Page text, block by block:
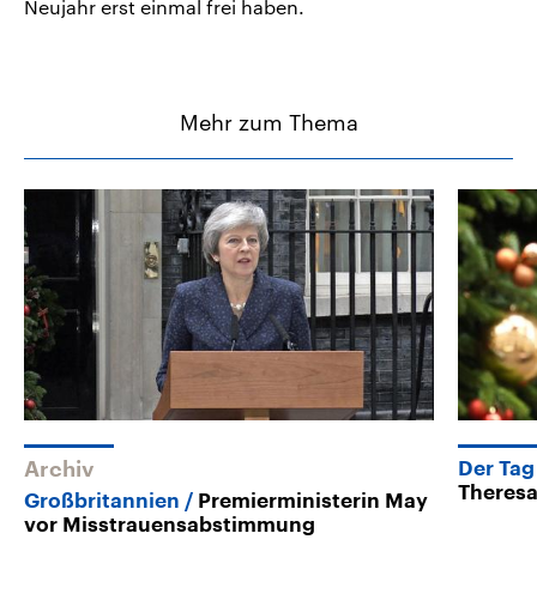
Neujahr erst einmal frei haben.
Mehr zum Thema
Archiv
Großbritannien
Premierministerin May
vor Misstrauensabstimmung
Der Tag